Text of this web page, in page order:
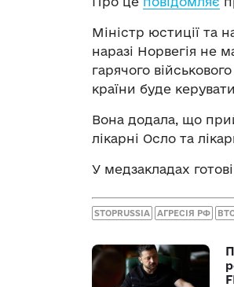
Міністр юстиції та
наразі Норвегія не
гарячого
країни буде
Вона додала, що
лікарні Осло та
У медзакладах
STOPRUSSIA АГРЕСІЯ РФ